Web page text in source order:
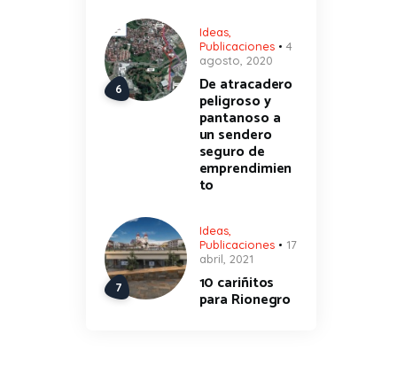
Ideas,
Publicaciones
4
agosto, 2020
De atracadero
peligroso y
pantanoso a
un sendero
seguro de
emprendimien
to
Ideas,
Publicaciones
17
abril, 2021
10 cariñitos
para Rionegro